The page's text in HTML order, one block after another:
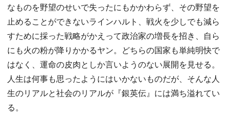
なものを野望のせいで失ったにもかかわらず、その野望を
止めることができないラインハルト、戦火を少しでも減ら
すために採った戦略がかえって政治家の増長を招き、自ら
にも火の粉が降りかかるヤン。どちらの国家も単純明快で
はなく、運命の皮肉としか言いようのない展開を見せる。
人生は何事も思ったようにはいかないものだが、そんな人
生のリアルと社会のリアルが『銀英伝』には満ち溢れてい
る。